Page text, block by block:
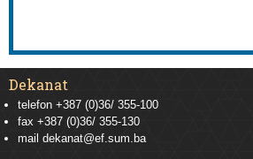
Dekanat
telefon +387 (0)36/ 355-100
fax +387 (0)36/ 355-130
mail dekanat@ef.sum.ba